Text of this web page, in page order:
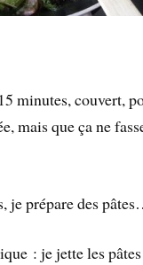
minutes, couvert,
mais que ça ne
je prépare des
: je jette les